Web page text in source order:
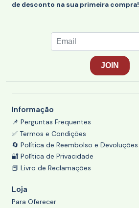
de desconto na sua primeira compra!
Informação
📌 Perguntas Frequentes
✅ Termos e Condições
🔄 Política de Reembolso e Devoluções
🔐 Política de Privacidade
📕 Livro de Reclamações
Loja
Para Oferecer